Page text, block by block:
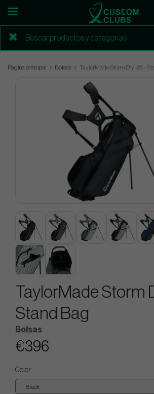
Página principal Bolsas TaylorMade Storm Dry -26 -
TaylorMade Storm
Stand Bag
Bolsas
€396
Color